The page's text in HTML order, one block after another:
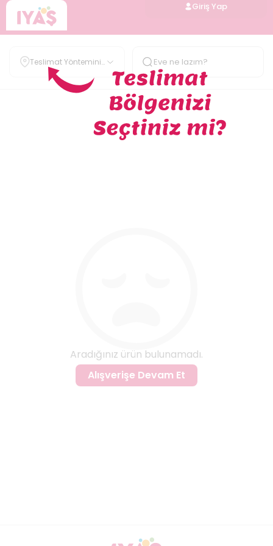
Giriş Yap
Teslimat Yöntemini
Belirle
Aradığınız ürün bulunamadı.
Alışverişe Devam Et